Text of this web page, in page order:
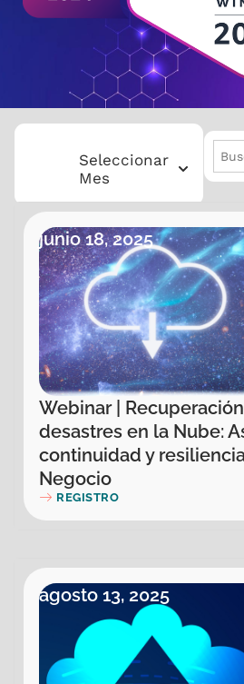
Seleccionar
Mes
Eventos mes2025 Junio
junio 18, 2025
Webinar |
desastres en la Nube:
continuidad y
Negocio
REGISTRO
agosto 13, 2025